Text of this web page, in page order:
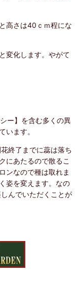
高さは40ｃｍ程にな
変化します。やがて
ー】を含む多くの異
います。
終了までに蕊は落ち
にあたるので散るこ
ンなので種は取れま
姿を変えます。なの
んでいただくことが